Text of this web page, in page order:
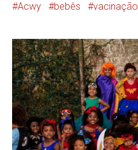
Acwy bebês vacinação